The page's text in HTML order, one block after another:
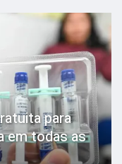
para
em todas as